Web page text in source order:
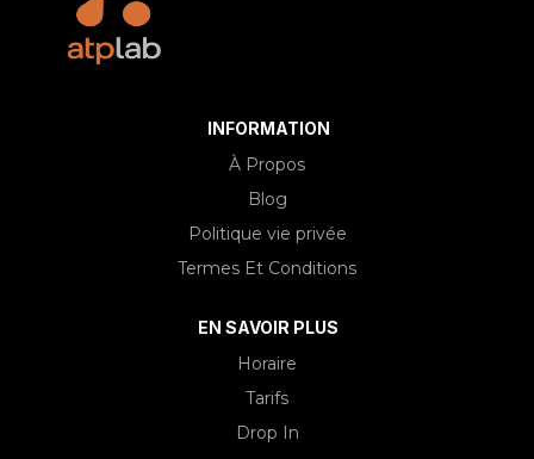
INFORMATION
À Propos
Blog
Politique vie privée
Termes Et Conditions
EN SAVOIR PLUS
Horaire
Tarifs
Drop In